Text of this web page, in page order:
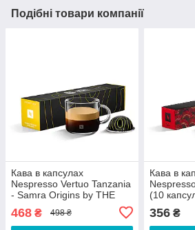
Подібні товари компанії
Кава в капсулах
Nespresso Vertuo Tanzania
- Samra Origins by THE
468 ₴ 498 ₴
Кава в
(10
356₴